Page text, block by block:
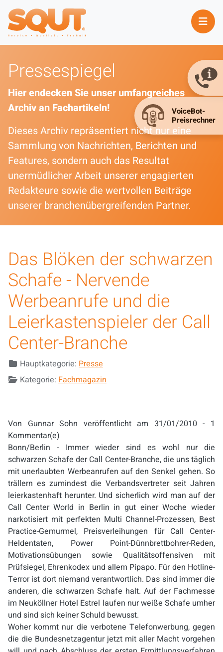
Pressespiegel
Hier endecken Sie unser umfangreiches
Archiv an Fachartikeln!
Dieses Archiv repräsentiert nicht nur eine
Sammlung von Nachrichten, Berichten und
Features, sondern auch das Resultat
unermüdlicher Arbeit unserer engagierten
Redakteure sowie die wertvollen Beiträge
unserer branchenübergreifenden Partner.
Das Blöken der schwarzen
Schafe - Nervende
Werbeanrufe und die
Leierkastenspieler der Call
Center-Branche
DetailsHauptkategorie: Presse
Kategorie: Fachmagazin
Von Gunnar Sohn veröffentlicht am 31/01/2010 - 1
Kommentar(e)
Bonn/Berlin - Immer wieder sind es wohl nur die
schwarzen Schafe der Call Center-Branche, die uns täglich
mit unerlaubten Werbeanrufen auf den Senkel gehen. So
trällern es zumindest die Verbandsvertreter seit Jahren
leierkastenhaft herunter. Und sicherlich wird man auf der
Call Center World in Berlin in gut einer Woche wieder
narkotisiert mit perfekten Multi Channel-Prozessen, Best
Practice-Gemurmel, Preisverleihungen für Call Center-
Heldentaten, Power Point-Dünnbrettbohrer-Reden,
Motivationsübungen sowie Qualitätsoffensiven mit
Prüfsiegel, Ehrenkodex und allem Pipapo. Für den Hotline-
Terror ist dort niemand verantwortlich. Das sind immer die
anderen, die schwarzen Schafe halt. Auf der Fachmesse
im Neuköllner Hotel Estrel laufen nur weiße Schafe umher
und sind sich keiner Schuld bewusst.
Woher kommt nur die verbotene Telefonwerbung, gegen
die die Bundesnetzagentur jetzt mit aller Macht vorgehen